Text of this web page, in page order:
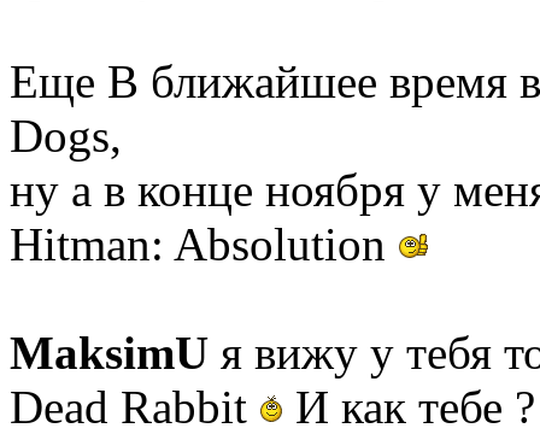
Еще В ближайшее время
Dogs,
ну а в конце ноября у
Hitman: Absolution
MaksimU я вижу у тебя
Dead Rabbit
И как тебе ?